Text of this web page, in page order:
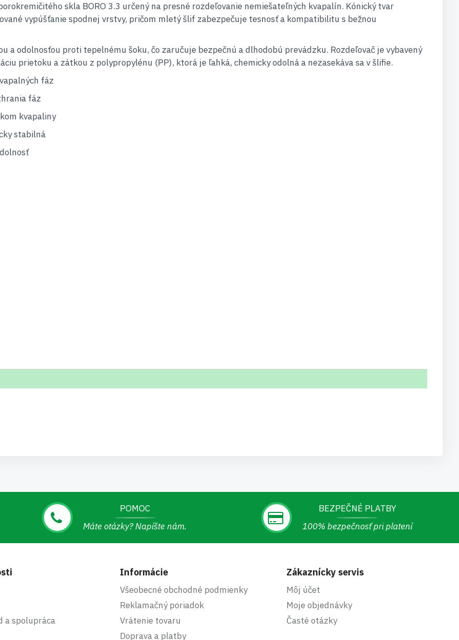
skla BORO 3.3 určený na presné rozdeľovanie nemiešateľných kvapalín. Kónický tvar
vypúšťanie spodnej vrstvy, pričom mletý šlif zabezpečuje tesnosť a kompatibilitu s bežnou
a odolnosťou proti tepelnému šoku, čo zaručuje bezpečnú a dlhodobú prevádzku. Rozdeľovač je vybavený
prietoku a zátkou z polypropylénu (PP), ktorá je ľahká, chemicky odolná a nezasekáva sa v šlifie.
fáz
fáz
kvapaliny
stabilná
POMOC
Máte otázky? Napíšte nám.
BEZPEČNÉ PLATBY
100% bezpečnosť pri platení
a spolupráca
Informácie
Všeobecné obchodné podmienky
Reklamačný poriadok
Vrátenie tovaru
Doprava a platby
Zákaznícky servis
Môj účet
Moje objednávky
Časté otázky